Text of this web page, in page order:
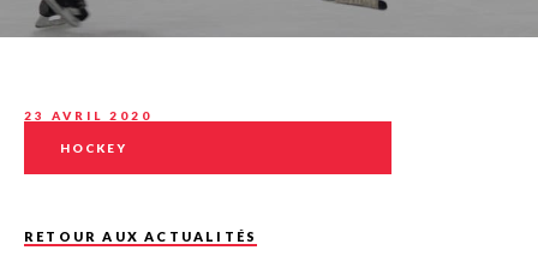
23 AVRIL 2020
HOCKEY
RETOUR AUX ACTUALITÉS